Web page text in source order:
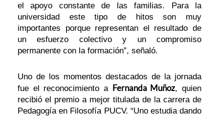
el apoyo constante de las familias. Para la
universidad este tipo de hitos son muy
importantes porque representan el resultado de
un esfuerzo colectivo y un compromiso
permanente con la formación”, señaló.
Uno de los momentos destacados de la jornada
fue el reconocimiento a Fernanda Muñoz, quien
recibió el premio a mejor titulada de la carrera de
Pedagogía en Filosofía PUCV. “Uno estudia dando